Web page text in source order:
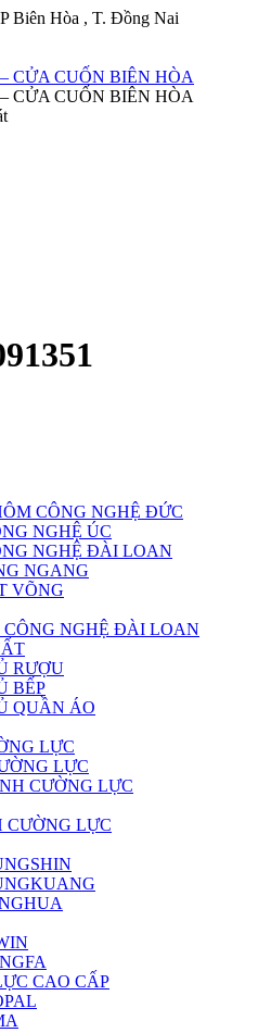
Biên Hòa , T. Đồng Nai
CÔNG NGHỆ ĐỨC
NGHỆ ÚC
NGHỆ ĐÀI LOAN
NGANG
VÕNG
CÔNG NGHỆ ĐÀI LOAN
RƯỢU
BẾP
QUẦN ÁO
LỰC
LỰC
CƯỜNG LỰC
CƯỜNG LỰC
CAO CẤP